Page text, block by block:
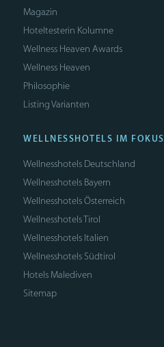
Magazin
Hoteltesterin Kolumne
Wellness Heaven Awards
Wellness Heaven
Philosophie
Listing Varianten
WELLNESSHOTELS IM FOKUS
Wellnesshotels Deutschland
Wellnesshotels Bayern
Wellnesshotels Österreich
Wellnesshotels Tirol
Wellnesshotels Italien
Wellnesshotels Südtirol
Hotels Malediven
Sitemap